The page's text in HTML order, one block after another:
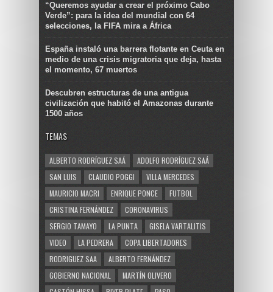
“Queremos ayudar a crear el próximo Cabo
Verde”: para la idea del mundial con 64
selecciones, la FIFA mira a África
España instaló una barrera flotante en Ceuta en
medio de una crisis migratoria que deja, hasta
el momento, 67 muertos
Descubren estructuras de una antigua
civilización que habitó el Amazonas durante
1500 años
TEMAS
ALBERTO RODRÍGUEZ SAÁ
ADOLFO RODRÍGUEZ SAÁ
SAN LUIS
CLAUDIO POGGI
VILLA MERCEDES
MAURICIO MACRI
ENRIQUE PONCE
FUTBOL
CRISTINA FERNÁNDEZ
CORONAVIRUS
SERGIO TAMAYO
LA PUNTA
GISELA VARTALITIS
VIDEO
LA PEDRERA
COPA LIBERTADORES
RODRIGUEZ SAA
ALBERTO FERNÁNDEZ
GOBIERNO NACIONAL
MARTÍN OLIVERO